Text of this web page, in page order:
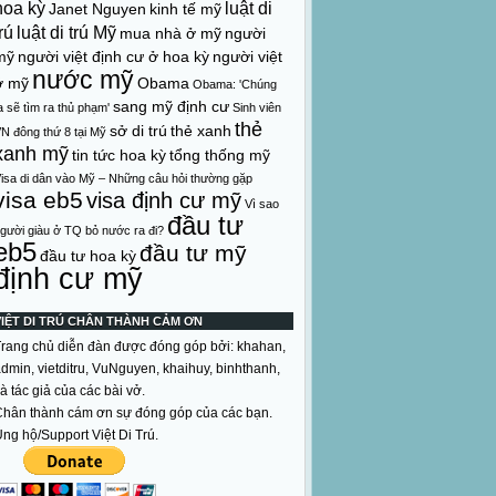
kỳJanet Nguyen kinh tế mỹ luật di
luật di trú Mỹ mua nhà ở mỹ người
người việt định cư ở hoa kỳ người việt
mỹ nước mỹObama Obama: 'Chúng
sẽ tìm ra thủ phạm' sang mỹ định cư Sinh viên
đông thứ 8 tại Mỹ sở di trú thẻ xanh thẻ
mỹtin tức hoa kỳtổng thống mỹ
di dân vào Mỹ – Những câu hỏi thường gặp
eb5visa định cư mỹ Vì sao
giàu ở TQ bỏ nước ra đi? đầu tư
đầu tư hoa kỳđầu tư mỹ
cư mỹ
DI TRÚ CHÂN THÀNH CẢM ƠN
chủ diễn đàn được đóng góp bởi: khahan,
vietditru, VuNguyen, khaihuy, binhthanh,
tác giả của các bài vở.
thành cám ơn sự đóng góp của các bạn.
hộ/Support Việt Di Trú.